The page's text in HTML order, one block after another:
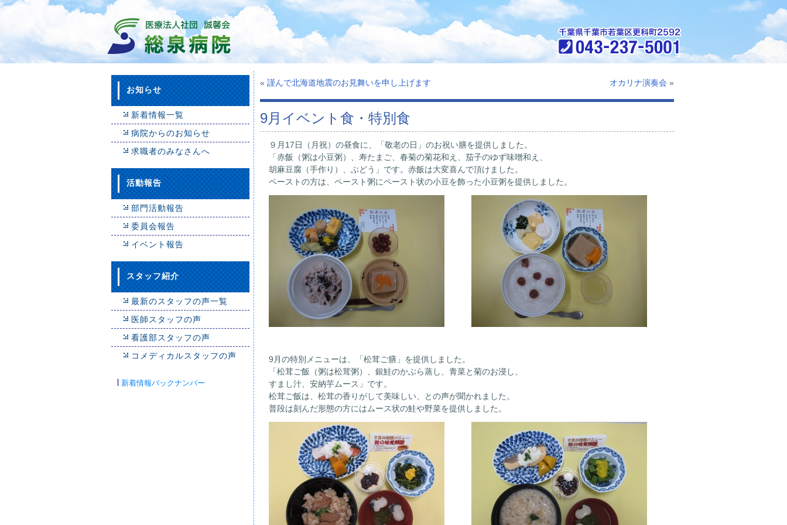
お知らせ
新着情報一覧
病院からのお知らせ
求職者のみなさんへ
活動報告
部門活動報告
委員会報告
イベント報告
スタッフ紹介
最新のスタッフの声一覧
医師スタッフの声
看護部スタッフの声
コメディカルスタッフの声
新着情報バックナンバー
« 謹んで北海道地震のお見舞いを申し上げます オカリナ演奏会 »
9月イベント食・特別食
９月17日（月祝）の昼食に、「敬老の日」のお祝い膳を提供しました。
「赤飯（粥は小豆粥）、寿たまご、春菊の菊花和え、茄子のゆず味噌和え、
胡麻豆腐（手作り）、ぶどう」です。赤飯は大変喜んで頂けました。
ペーストの方は、ペースト粥にペースト状の小豆を飾った小豆粥を提供しました。
9月の特別メニューは、「松茸ご膳」を提供しました。
「松茸ご飯（粥は松茸粥）、銀鮭のかぶら蒸し、青菜と菊のお浸し、
すまし汁、安納芋ムース」です。
松茸ご飯は、松茸の香りがして美味しい、との声が聞かれました。
普段は刻んだ形態の方にはムース状の鮭や野菜を提供しました。